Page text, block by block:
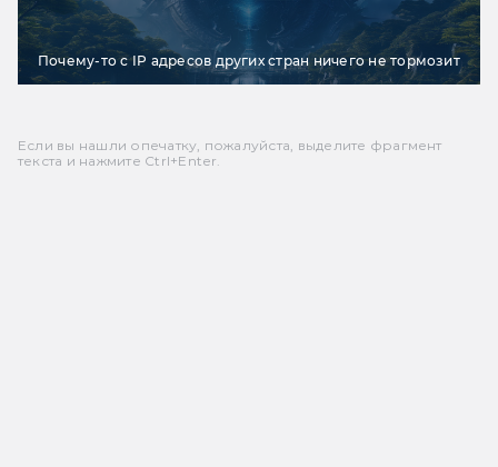
Почему-то с IP адресов других стран ничего не тормозит
Если вы нашли опечатку, пожалуйста, выделите фрагмент
текста и нажмите Ctrl+Enter.